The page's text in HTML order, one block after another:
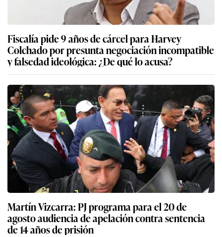
Fiscalía pide 9 años de cárcel para Harvey
Colchado por presunta negociación incompatible
y falsedad ideológica: ¿De qué lo acusa?
Martín Vizcarra: PJ programa para el 20 de
agosto audiencia de apelación contra sentencia
de 14 años de prisión